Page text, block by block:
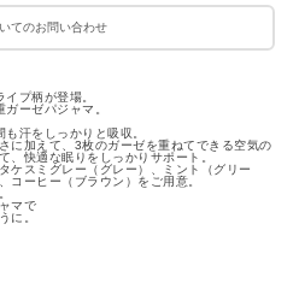
てのお問い合わせ
プ柄が登場。
ーゼパジャマ。
汗をしっかりと吸収。
に加えて、3枚のガーゼを重ねてできる空気の
、快適な眠りをしっかりサポート。
ケスミグレー（グレー）、ミント（グリー
コーヒー（ブラウン）をご用意。
マで
に。